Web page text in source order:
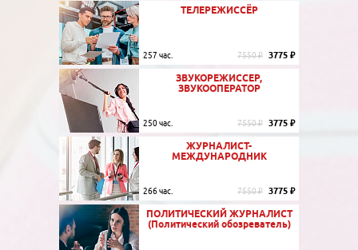
ТЕЛЕРЕЖИССЁР
257 час. 7550 ₽ 3775 ₽
ЗВУКОРЕЖИССЕР,
ЗВУКООПЕРАТОР
250 час. 7550 ₽ 3775 ₽
ЖУРНАЛИСТ-
МЕЖДУНАРОДНИК
266 час. 7550 ₽ 3775 ₽
ПОЛИТИЧЕСКИЙ ЖУРНАЛИСТ
(Политический обозреватель)